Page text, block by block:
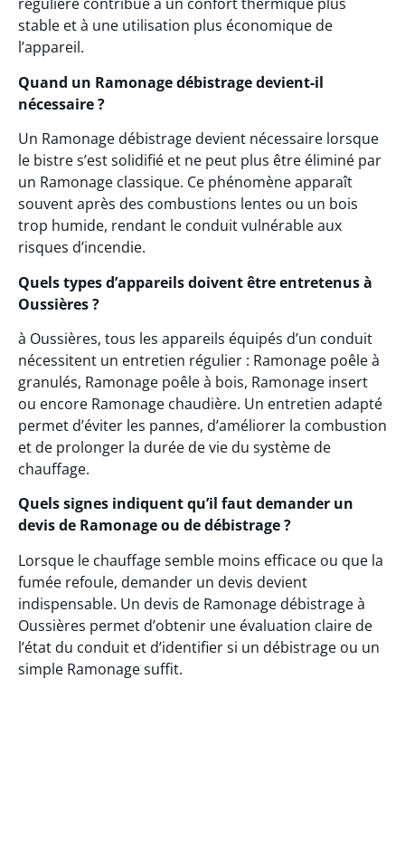
régulière contribue à un confort thermique plus
stable et à une utilisation plus économique de
l’appareil.
Quand un Ramonage débistrage devient-il
nécessaire ?
Un Ramonage débistrage devient nécessaire lorsque
le bistre s’est solidifié et ne peut plus être éliminé par
un Ramonage classique. Ce phénomène apparaît
souvent après des combustions lentes ou un bois
trop humide, rendant le conduit vulnérable aux
risques d’incendie.
Quels types d’appareils doivent être entretenus à
Oussières ?
à Oussières, tous les appareils équipés d’un conduit
nécessitent un entretien régulier : Ramonage poêle à
granulés, Ramonage poêle à bois, Ramonage insert
ou encore Ramonage chaudière. Un entretien adapté
permet d’éviter les pannes, d’améliorer la combustion
et de prolonger la durée de vie du système de
chauffage.
Quels signes indiquent qu’il faut demander un
devis de Ramonage ou de débistrage ?
Lorsque le chauffage semble moins efficace ou que la
fumée refoule, demander un devis devient
indispensable. Un devis de Ramonage débistrage à
Oussières permet d’obtenir une évaluation claire de
l’état du conduit et d’identifier si un débistrage ou un
simple Ramonage suffit.